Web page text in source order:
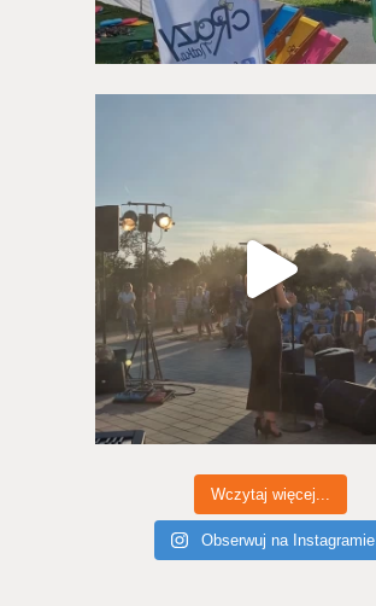
Wczytaj więcej...
Obserwuj na Instagramie